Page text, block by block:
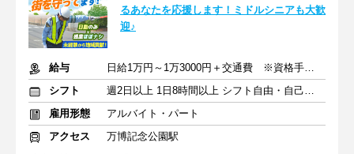
るあなたを応援します！ミドルシニアも大歓
迎♪
給与
日給1万円～1万3000円＋交通費 ※資格手当あり
シフト
週2日以上 1日8時間以上 シフト自由・自己申告
雇用形態
アルバイト・パート
アクセス
万博記念公園駅